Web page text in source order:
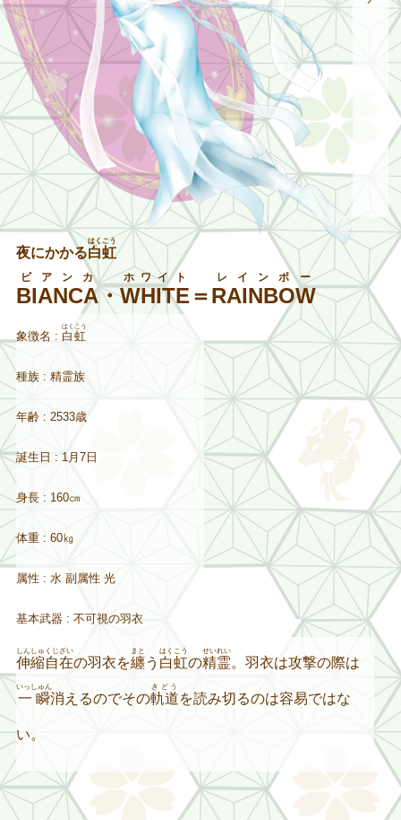
夜にかかる白虹
はくこう
BIANCA
ビアンカ
・WHITE
ホワイト
＝RAINBOW
レインボー
象徴名 : 白虹
はくこう
種族 : 精霊族
年齢 : 2533歳
誕生日 : 1月7日
身長 : 160㎝
体重 : 60㎏
属性 : 水 副属性 光
基本武器 : 不可視の羽衣
伸縮自在
しんしゅくじざい
の羽衣を纏
まと
う 白虹
はくこう
の精霊
せいれい
。羽衣は攻撃の際は
一瞬
いっしゅん
消えるのでその軌道
きどう
を読み切るのは容易ではな
い。